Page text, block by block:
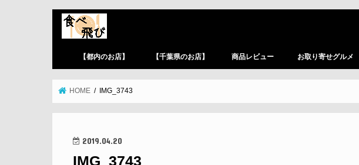
【都内のお店】 【千葉県のお店】 商品レビュー お取り寄せグルメ
HOME IMG_3743
2019.04.20
IMG_3743